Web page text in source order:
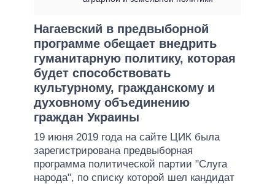
Нагаевский в предвыборной
программе обещает внедрить
гуманитарную политику, которая
будет способствовать
культурному, гражданскому и
духовному объединению
граждан Украины
19 июня 2019 года на сайте ЦИК была
зарегистрирована предвыборная
программа политической партии "Слуга
народа", по списку которой шел кандидат